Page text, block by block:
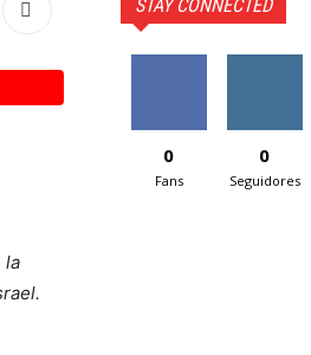
la
STAY CONNECTED
0
Fans
0
Seguidores